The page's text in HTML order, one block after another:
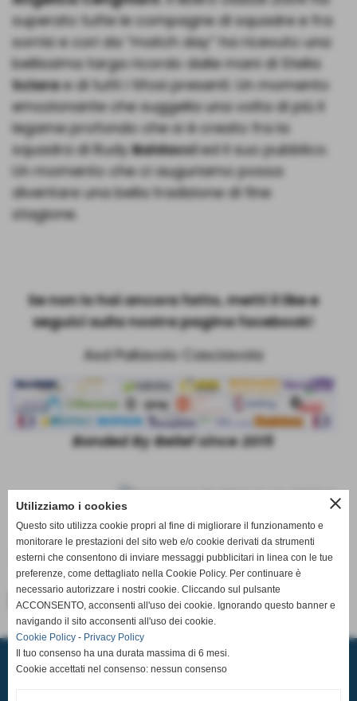
superato tutte le compagne di squadre e fra
sorrisi e cori da “match day” ha ricevuto una
bellissima targa ricordo dalle mani di Stella
Sciarae di tutti i tifosi presenti. Un momento
emozionante che suggella una volta di più il
legame profondo che si è creato fra la
squadra di RudyBaldaccied il suo pubblico.
Un momento che ci auguriamo possa
diventare una bella tradizione di fine
stagione.
Se non lo hai ancora fatto, metti il like e
seguici sulla nostra pagina facebook!
Asd Pallavolo Casciavola
Bonded By Belief since 2015
<< precedente successivo >>
Via Tosco Romagnola,2480, 56023 - Cascina (Pisa)
P.I. 02185350507 C.F 93084600506
close
Utilizziamo i cookies
Questo sito utilizza cookie propri al fine di migliorare il funzionamento e
monitorare le prestazioni del sito web e/o cookie derivati da strumenti
esterni che consentono di inviare messaggi pubblicitari in linea con le tue
preferenze, come dettagliato nella Cookie Policy. Per continuare è
necessario autorizzare i nostri cookie. Cliccando sul pulsante
ACCONSENTO, acconsenti all'uso dei cookie. Ignorando questo banner e
navigando il sito acconsenti all'uso dei cookie.
Cookie Policy - Privacy Policy
Il tuo consenso ha una durata massima di 6 mesi.
Cookie accettati nel consenso: nessun consenso